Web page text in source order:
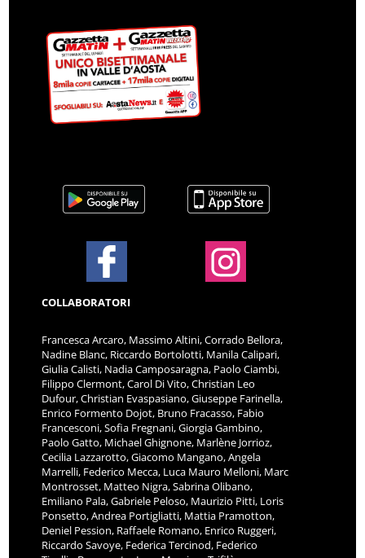
COLLABORATORI
Francesca Arcaro, Massimo Altini, Corrado Bellora,
Nadine Blanc, Riccardo Bortolotti, Manila Calipari,
Giulia Calisti, Nadia Camposaragna, Paolo Ciambi,
Filippo Clermont, Carol Di Vito, Christian Leo
Dufour, Christian Evaspasiano, Giuseppe Farinella,
Enrico Formento Dojot, Bruno Fracasso, Fabio
Francesconi, Sofia Fregnani, Giorgia Gambino,
Paolo Gatto, Michael Ghignone, Marlène Jorrioz,
Cecilia Lazzarotto, Giacomo Mangano, Angela
Marrelli, Federico Mecca, Luca Mauro Melloni, Marc
Montrosset, Matteo Nigra, Sabrina Olibano,
Emiliano Pala, Gabriele Peloso, Maurizio Pitti, Loris
Ponsetto, Andrea Portigliatti, Mattia Pramotton,
Deniel Pession, Raffaele Romano, Enrico Ruggeri,
Riccardo Savoye, Federica Tercinod, Federico